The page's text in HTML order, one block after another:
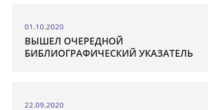
01.10.2020
ВЫШЕЛ ОЧЕРЕДНОЙ
БИБЛИОГРАФИЧЕСКИЙ УКАЗАТЕЛЬ
22.09.2020